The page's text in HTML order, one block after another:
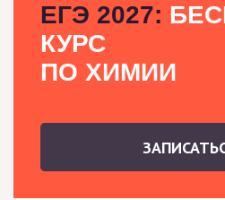
ЕГЭ 2027:
КУРС
ПО ХИМИИ